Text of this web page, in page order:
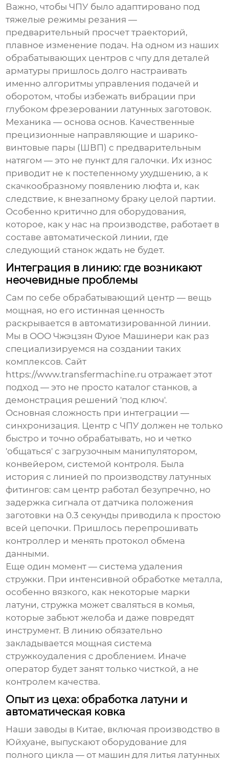
Важно, чтобы ЧПУ было адаптировано под
тяжелые режимы резания —
предварительный просчет траекторий,
плавное изменение подач. На одном из наших
обрабатывающих центров с чпу для деталей
арматуры пришлось долго настраивать
именно алгоритмы управления подачей и
оборотом, чтобы избежать вибрации при
глубоком фрезеровании латунных заготовок.
Механика — основа основ. Качественные
прецизионные направляющие и шарико-
винтовые пары (ШВП) с предварительным
натягом — это не пункт для галочки. Их износ
приводит не к постепенному ухудшению, а к
скачкообразному появлению люфта и, как
следствие, к внезапному браку целой партии.
Особенно критично для оборудования,
которое, как у нас на производстве, работает в
составе автоматической линии, где
следующий станок ждать не будет.
Интеграция в линию: где возникают
неочевидные проблемы
Сам по себе обрабатывающий центр — вещь
мощная, но его истинная ценность
раскрывается в автоматизированной линии.
Мы в ООО Чжэцзян Фуюе Машинери как раз
специализируемся на создании таких
комплексов. Сайт
https://www.transfermachine.ru отражает этот
подход — это не просто каталог станков, а
демонстрация решений 'под ключ'.
Основная сложность при интеграции —
синхронизация. Центр с ЧПУ должен не только
быстро и точно обрабатывать, но и четко
'общаться' с загрузочным манипулятором,
конвейером, системой контроля. Была
история с линией по производству латунных
фитингов: сам центр работал безупречно, но
задержка сигнала от датчика положения
заготовки на 0.3 секунды приводила к простою
всей цепочки. Пришлось перепрошивать
контроллер и менять протокол обмена
данными.
Еще один момент — система удаления
стружки. При интенсивной обработке металла,
особенно вязкого, как некоторые марки
латуни, стружка может сваляться в комья,
которые забьют желоба и даже повредят
инструмент. В линию обязательно
закладывается мощная система
стружкоудаления с дроблением. Иначе
оператор будет занят только чисткой, а не
контролем качества.
Опыт из цеха: обработка латуни и
автоматическая ковка
Наши заводы в Китае, включая производство в
Юйхуане, выпускают оборудование для
полного цикла — от машин для литья латунных